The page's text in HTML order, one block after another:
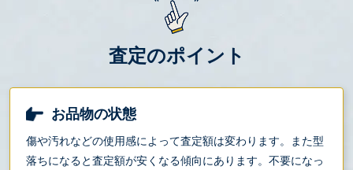
査定のポイント
お品物の状態
傷や汚れなどの使用感によって査定額は変わります。また型
落ちになると査定額が安くなる傾向にあります。不要になっ